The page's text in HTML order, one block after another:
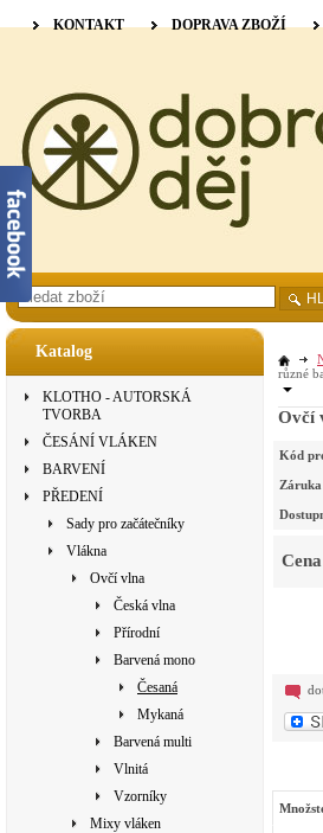
Katalog
KLOTHO - AUTORSKÁ
TVORBA
ČESÁNÍ VLÁKEN
BARVENÍ
PŘEDENÍ
Sady pro začátečníky
Vlákna
Ovčí vlna
Česká vlna
Přírodní
Barvená mono
Česaná
Mykaná
Barvená multi
Vlnitá
Vzorníky
Mixy vláken
různé
Ovčí
Kód
Záruka
Cena
KONTAKT DOPRAVA ZBOŽÍ